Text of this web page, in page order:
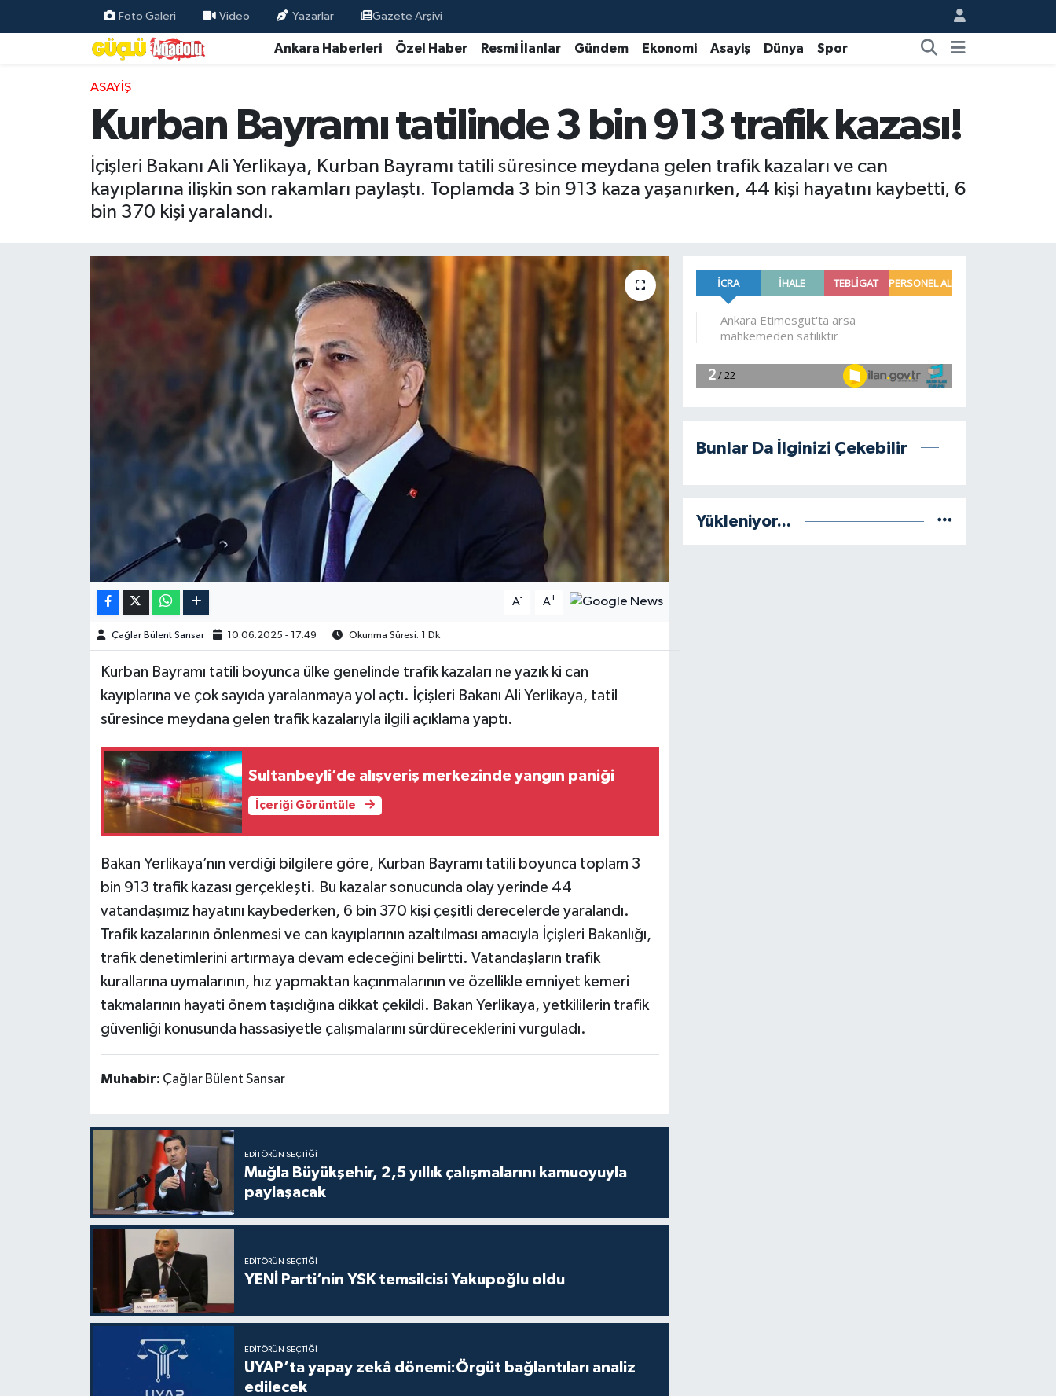
Foto Galeri Video Yazarlar Gazete Arşivi
Ankara Haberleri Özel Haber Resmi İlanlar Gündem Ekonomi Asayiş Dünya Spor
ASAYIŞ
Kurban Bayramı tatilinde 3 bin 913 trafik kazası!
İçişleri Bakanı Ali Yerlikaya, Kurban Bayramı tatili süresince meydana gelen trafik kazaları ve can
kayıplarına ilişkin son rakamları paylaştı. Toplamda 3 bin 913 kaza yaşanırken, 44 kişi hayatını kaybetti, 6
bin 370 kişi yaralandı.
A- A+
Çağlar Bülent Sansar 10.06.2025 - 17:49 Okunma Süresi: 1 Dk
Kurban Bayramı tatili boyunca ülke genelinde trafik kazaları ne yazık ki can
kayıplarına ve çok sayıda yaralanmaya yol açtı. İçişleri Bakanı Ali Yerlikaya, tatil
süresince meydana gelen trafik kazalarıyla ilgili açıklama yaptı.
Sultanbeyli’de alışveriş merkezinde yangın paniği
İçeriği Görüntüle
Bakan Yerlikaya’nın verdiği bilgilere göre, Kurban Bayramı tatili boyunca toplam 3
bin 913 trafik kazası gerçekleşti. Bu kazalar sonucunda olay yerinde 44
vatandaşımız hayatını kaybederken, 6 bin 370 kişi çeşitli derecelerde yaralandı.
Trafik kazalarının önlenmesi ve can kayıplarının azaltılması amacıyla İçişleri Bakanlığı,
trafik denetimlerini artırmaya devam edeceğini belirtti. Vatandaşların trafik
kurallarına uymalarının, hız yapmaktan kaçınmalarının ve özellikle emniyet kemeri
takmalarının hayati önem taşıdığına dikkat çekildi. Bakan Yerlikaya, yetkililerin trafik
güvenliği konusunda hassasiyetle çalışmalarını sürdüreceklerini vurguladı.
Muhabir: Çağlar Bülent Sansar
EDITÖRÜN SEÇTIĞI
Muğla Büyükşehir, 2,5 yıllık çalışmalarını kamuoyuyla
paylaşacak
EDITÖRÜN SEÇTIĞI
YENİ Parti’nin YSK temsilcisi Yakupoğlu oldu
EDITÖRÜN SEÇTIĞI
UYAP’ta yapay zekâ dönemi:Örgüt bağlantıları analiz
edilecek
Bunlar Da İlginizi Çekebilir
Yükleniyor...
Özel Haber
Resmi İlanlar
Ekonomi
Gündem
Burç Yorumları
Televizyon
Yaşam-Çevre